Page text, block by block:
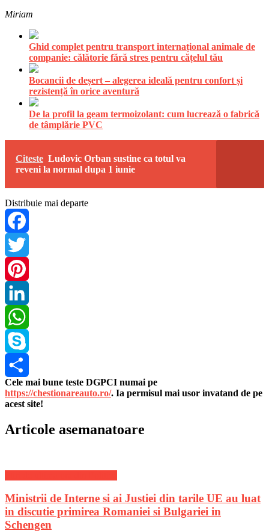
Miriam
Ghid complet pentru transport internațional animale de
companie: călătorie fără stres pentru cățelul tău
Bocancii de deșert – alegerea ideală pentru confort și
rezistență în orice aventură
De la profil la geam termoizolant: cum lucrează o fabrică
de tâmplărie PVC
Citeste Ludovic Orban sustine ca totul va
reveni la normal dupa 1 iunie
Distribuie mai departe
Facebook
Twitter
Pinterest
LinkedIn
WhatsApp
Skype
Share
Cele mai bune teste DGPCI numai pe
https://chestionareauto.ro/. Ia permisul mai usor invatand de pe
acest site!
Articole asemanatoare
Ministrii de Interne si ai Justiei din tarile UE au luat
in discutie primirea Romaniei si Bulgariei in
Schengen